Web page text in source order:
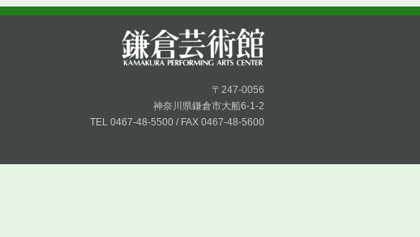
〒247-0056
神奈川県鎌倉市大船6-1-2
TEL 0467-48-5500 / FAX 0467-48-5600